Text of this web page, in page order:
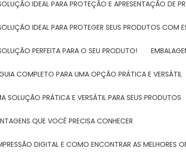
IDEAL PARA PROTEÇÃO E APRESENTAÇÃO DE
IDEAL PARA PROTEGER SEUS PRODUTOS COM
PERFEITA PARA O SEU PRODUTO!
COMPLETO PARA UMA OPÇÃO PRÁTICA E VERSÁTIL
SOLUÇÃO PRÁTICA E VERSÁTIL PARA SEUS PRODUTOS
QUE VOCÊ PRECISA CONHECER
DIGITAL E COMO ENCONTRAR AS MELHORES